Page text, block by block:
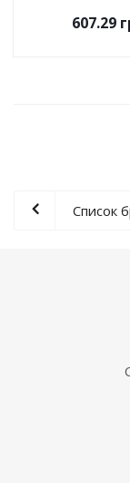
607.29
Список